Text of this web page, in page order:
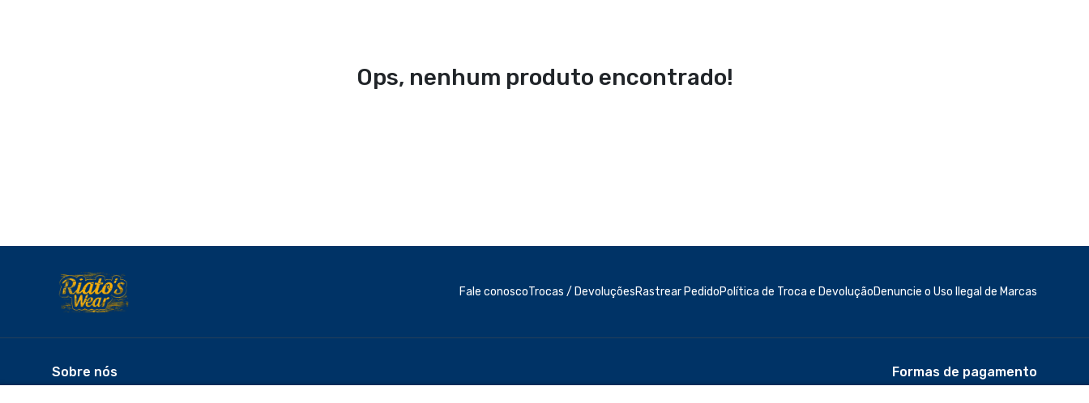
Ops, nenhum produto encontrado!
Fale conoscoTrocas / DevoluçõesRastrear PedidoPolítica de Troca e DevoluçãoDenuncie o Uso Ilegal de Marcas
Sobre nós Formas de pagamento